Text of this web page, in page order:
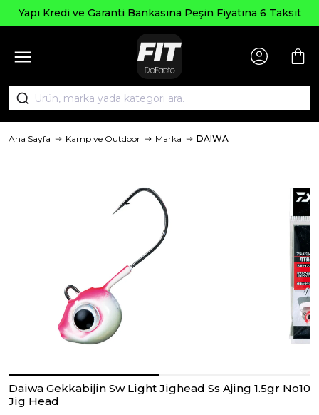
Yapı Kredi ve Garanti Bankasına Peşin Fiyatına 6 Taksit
Ana Sayfa Kamp ve Outdoor Marka DAIWA
Daiwa Gekkabijin Sw Light Jighead Ss Ajing 1.5gr No10
Jig Head